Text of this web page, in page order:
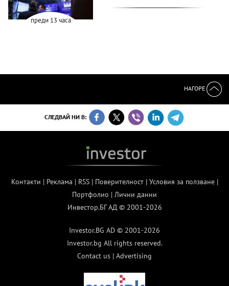
преди 13 часа
НАГОРЕ
СЛЕДВАЙ НИ В:
Контакти | Реклама | RSS| Поверителност| Условия за ползване|
Портфолио | Лични данни
Инвестор.БГ АД © 2001-2026
Investor.BG AD © 2001-2026
Investor.bg All rights reserved.
Contact us | Advertising